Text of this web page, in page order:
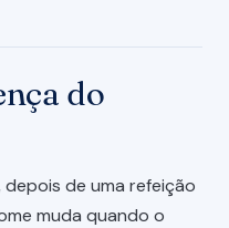
do
de uma refeição
muda quando o